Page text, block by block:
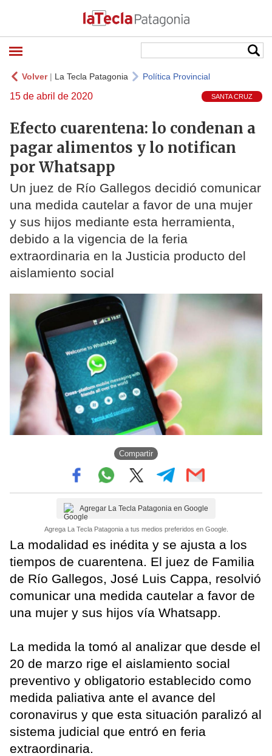
Volver| La Tecla Patagonia Política Provincial
15 de abril de 2020 SANTA CRUZ
Efecto cuarentena: lo condenan a
pagar alimentos y lo notifican
por Whatsapp
Un juez de Río Gallegos decidió comunicar
una medida cautelar a favor de una mujer
y sus hijos mediante esta herramienta,
debido a la vigencia de la feria
extraordinaria en la Justicia producto del
aislamiento social
Compartir
Agregar La Tecla Patagonia en Google
Agrega La Tecla Patagonia a tus medios preferidos en Google.
La modalidad es inédita y se ajusta a los
tiempos de cuarentena. El juez de Familia
de Río Gallegos, José Luis Cappa, resolvió
comunicar una medida cautelar a favor de
una mujer y sus hijos vía Whatsapp.
La medida la tomó al analizar que desde el
20 de marzo rige el aislamiento social
preventivo y obligatorio establecido como
medida paliativa ante el avance del
coronavirus y que esta situación paralizó al
sistema judicial que entró en feria
extraordinaria.